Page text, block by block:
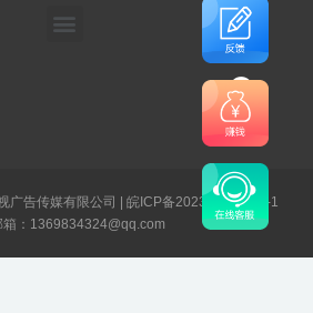
广告传媒有限公司 | 皖ICP备2023003141号-1
箱：1369834324@qq.com